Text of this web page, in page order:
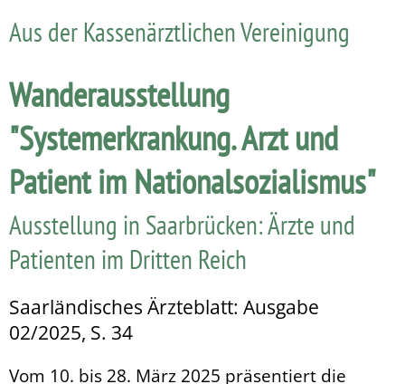
Aus der Kassenärztlichen Vereinigung
Wanderausstellung
"Systemerkrankung. Arzt und
Patient im Nationalsozialismus"
Ausstellung in Saarbrücken: Ärzte und
Patienten im Dritten Reich
Saarländisches Ärzteblatt: Ausgabe
02/2025, S. 34
Vom 10. bis 28. März 2025 präsentiert die